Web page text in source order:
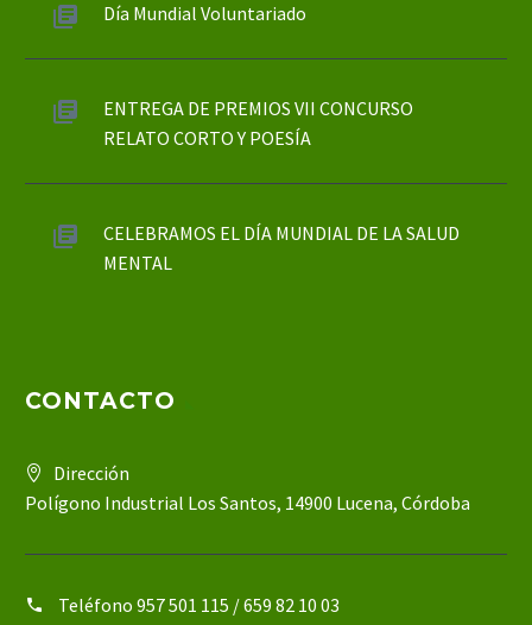
Día Mundial Voluntariado
ENTREGA DE PREMIOS VII CONCURSO
RELATO CORTO Y POESÍA
CELEBRAMOS EL DÍA MUNDIAL DE LA SALUD
MENTAL
CONTACTO
Dirección
Polígono Industrial Los Santos, 14900 Lucena, Córdoba
Teléfono 957 501 115 / 659 82 10 03